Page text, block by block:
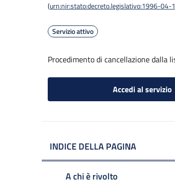
(urn:nir:stato:decreto.legislativo:1996-04-
Servizio attivo
Procedimento di cancellazione dalla
Accedi al servizio
INDICE DELLA PAGINA
A chi è rivolto